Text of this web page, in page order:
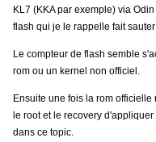
KL7 (KKA par exemple) via
flash qui je le rappelle fait
Le compteur de flash semble
rom ou un kernel non officiel.
Ensuite une fois la rom
le root et le recovery
dans ce topic.